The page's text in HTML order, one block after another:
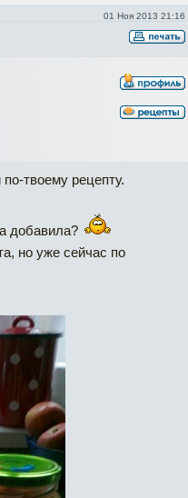
01 Ноя 2013 21:16
твоему рецепту.
добавила?
но уже сейчас по